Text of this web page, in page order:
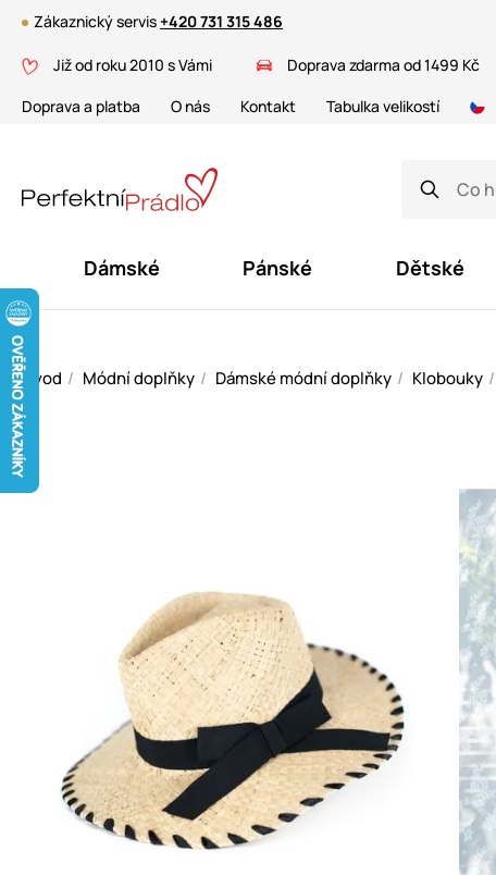
Zákaznický servis+420 731 315 486
Již od roku 2010 s Vámi Doprava zdarma od 1499 Kč
Doprava a platba
O nás Kontakt Tabulka velikostí
Dámské Pánské Dětské
Úvod Módní doplňky Dámské módní doplňky Klobouky